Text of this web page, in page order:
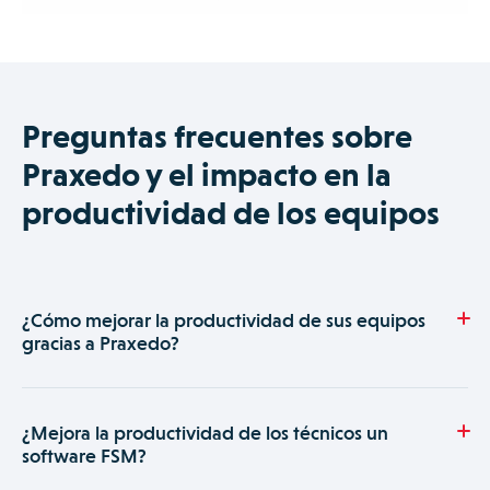
Preguntas frecuentes sobre
Praxedo y el impacto en la
productividad de los equipos
¿Cómo mejorar la productividad de sus equipos
gracias a Praxedo?
rendimiento de su negocio. La solución mejora la
productividad de forma significativa. Se mide en la
¿Mejora la productividad de los técnicos un
software FSM?